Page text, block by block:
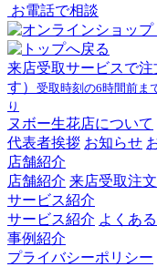
お電話で相談
来店受取サービスで注
す） 受取時刻の6時間前ま
り
ヌボー生花店について
代表者挨拶 お知らせ
店舗紹介
店舗紹介 来店受取注文
サービス紹介
サービス紹介 よくあ
事例紹介
プライバシーポリシー